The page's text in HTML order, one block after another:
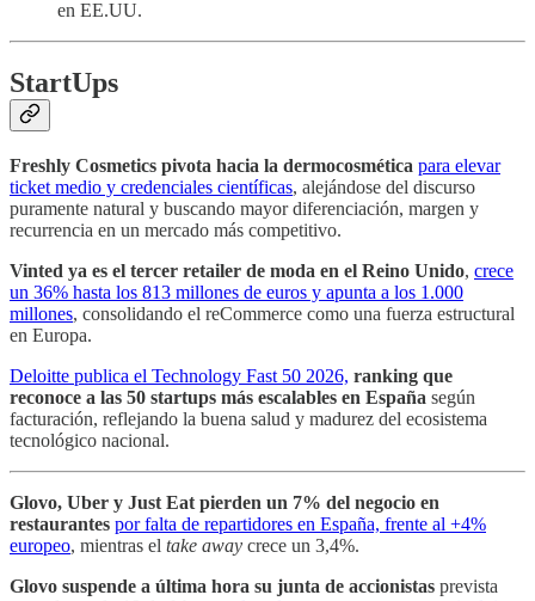
en EE.UU.
StartUps
Freshly Cosmetics pivota hacia la dermocosmética para elevar
ticket medio y credenciales científicas, alejándose del discurso
puramente natural y buscando mayor diferenciación, margen y
recurrencia en un mercado más competitivo.
Vinted ya es el tercer retailer de moda en el Reino Unido, crece
un 36% hasta los 813 millones de euros y apunta a los 1.000
millones, consolidando el reCommerce como una fuerza estructural
en Europa.
Deloitte publica el Technology Fast 50 2026, ranking que
reconoce a las 50 startups más escalables en España según
facturación, reflejando la buena salud y madurez del ecosistema
tecnológico nacional.
Glovo, Uber y Just Eat pierden un 7% del negocio en
restaurantes por falta de repartidores en España, frente al +4%
europeo, mientras el take away crece un 3,4%.
Glovo suspende a última hora su junta de accionistas prevista